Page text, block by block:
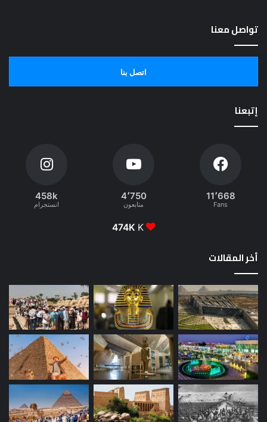
تواصل معنا
اتصل بنا
إتبعنا
11٬668
Fans
4٬750
متابعون
458k
انستجرام
474K K
أخر المقالات